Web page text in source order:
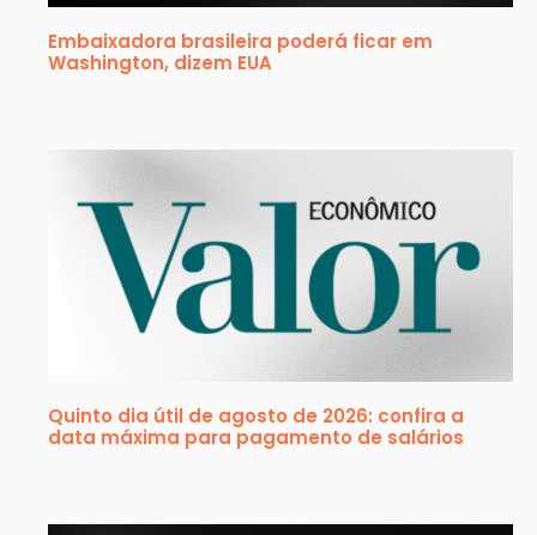
Embaixadora brasileira poderá ficar em
Washington, dizem EUA
Quinto dia útil de agosto de 2026: confira a
data máxima para pagamento de salários